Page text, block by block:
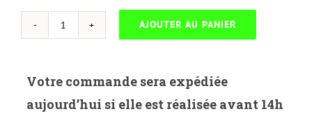
quantité
K.560Y-
KYOCERA
AJOUTER AU PANIER
Votre commande sera expédiée
aujourd’hui si elle est réalisée avant 14h